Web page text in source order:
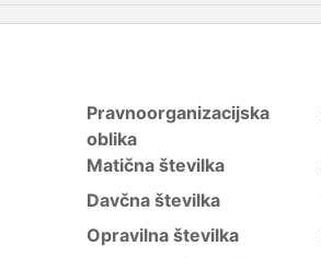
Pravnoorganizacijska
oblika
Matična številka
Davčna številka
Opravilna številka